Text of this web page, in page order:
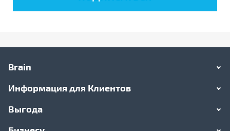
Brain
Информация для Клиентов
Выгода